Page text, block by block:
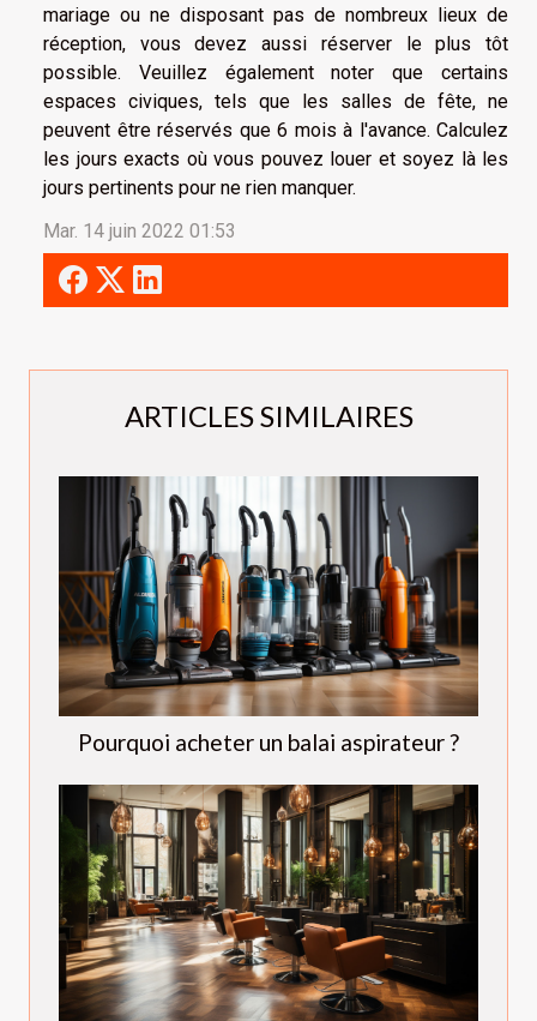
ARTICLES SIMILAIRES
Pourquoi acheter un balai aspirateur ?
mariage ou ne disposant pas de nombreux lieux de
réception, vous devez aussi réserver le plus tôt
possible. Veuillez également noter que certains
espaces civiques, tels que les salles de fête, ne
peuvent être réservés que 6 mois à l'avance. Calculez
les jours exacts où vous pouvez louer et soyez là les
jours pertinents pour ne rien manquer.
Mar. 14 juin 2022 01:53